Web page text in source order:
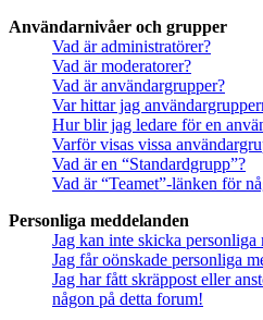
Användarnivåer och grupper
Vad är administratörer?
Vad är moderatorer?
Vad är användargrupper?
Var hittar jag
Hur blir jag ledare för en
Varför visas vissa
Vad är en “Standardgrupp”?
Vad är “Teamet”-länken för
Personliga meddelanden
Jag kan inte skicka personliga
Jag får oönskade personliga
Jag har fått skräppost eller
någon på detta forum!